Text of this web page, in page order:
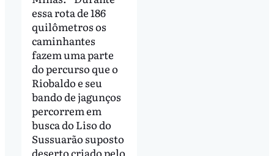
essa rota de 186
quilômetros os
caminhantes
fazem uma parte
do percurso que o
Riobaldo e seu
bando de jagunços
percorrem em
busca do Liso do
Sussuarão suposto
deserto criado pelo